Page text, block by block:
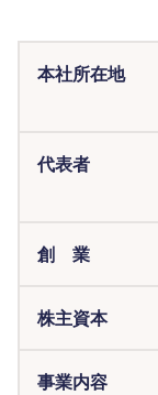
本社所在地
代表者
創 業
株主資本
事業内容